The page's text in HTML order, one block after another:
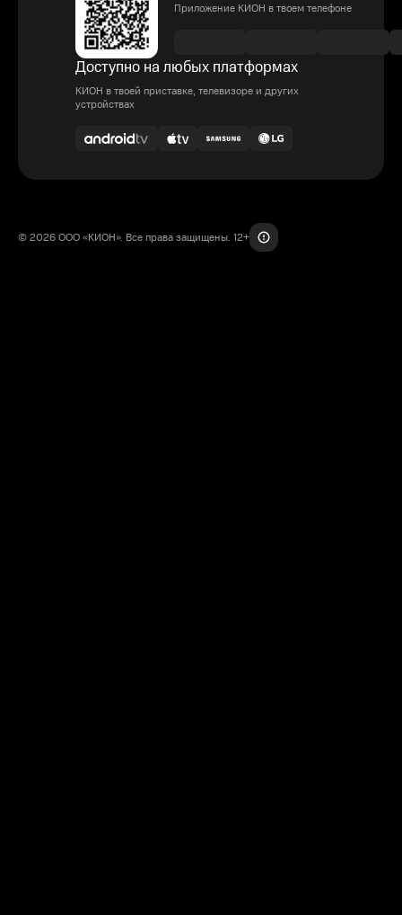
Приложение КИОН в твоем телефоне
Доступно на любых платформах
КИОН в твоей приставке, телевизоре и других
устройствах
© 2026 ООО «КИОН». Все права защищены. 12+